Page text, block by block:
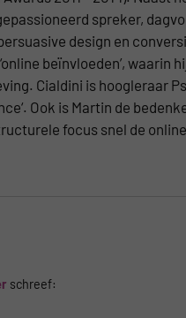
spreker,
design en
beïnvloeden’, waarin
Cialdini is hoogleraar
Ook is Martin de
focus snel de
schreef: